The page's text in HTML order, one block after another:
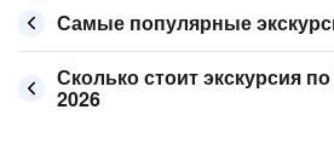
Самые популярные
Сколько стоит экскурсия
2026